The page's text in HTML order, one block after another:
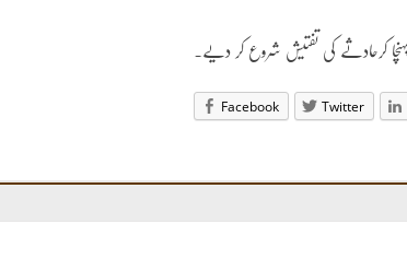
Facebook Twitter